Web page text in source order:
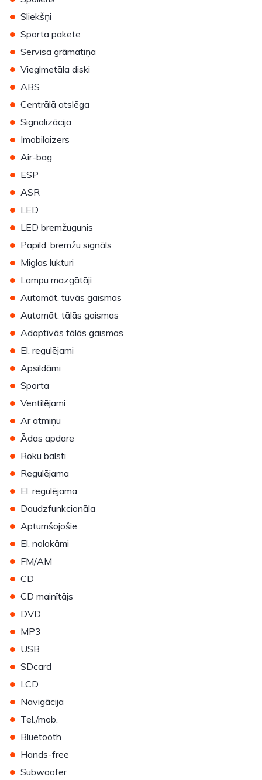
• Sliekšņi
• Sporta pakete
• Servisa grāmatiņa
• Vieglmetāla diski
• ABS
• Centrālā atslēga
• Signalizācija
• Imobilaizers
• Air-bag
• ESP
• ASR
• LED
• LED bremžugunis
• Papild. bremžu signāls
• Miglas lukturi
• Lampu mazgātāji
• Automāt. tuvās gaismas
• Automāt. tālās gaismas
• Adaptīvās tālās gaismas
• El. regulējami
• Apsildāmi
• Sporta
• Ventilējami
• Ar atmiņu
• Ādas apdare
• Roku balsti
• Regulējama
• El. regulējama
• Daudzfunkcionāla
• Aptumšojošie
• El. nolokāmi
• FM/AM
• CD
• CD mainītājs
• DVD
• MP3
• USB
• SDcard
• LCD
• Navigācija
• Tel./mob.
• Bluetooth
• Hands-free
• Subwoofer